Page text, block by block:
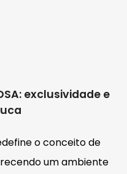
exclusividade e
o conceito de
um ambiente